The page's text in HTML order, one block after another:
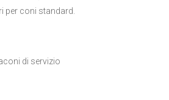
per coni standard.
di servizio